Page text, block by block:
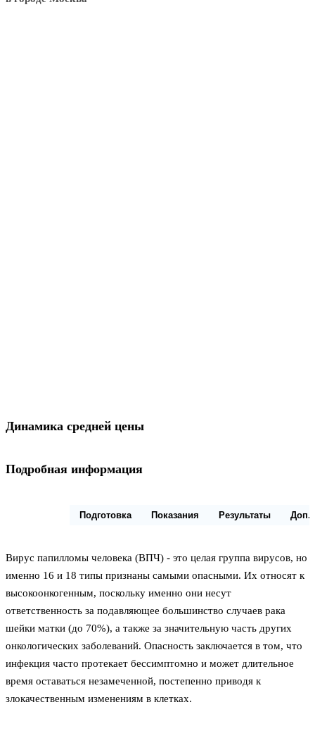
Динамика средней цены
Подробная информация
Подготовка Показания Результаты Доп.
Вирус папилломы человека (ВПЧ) - это целая группа вирусов, но
именно 16 и 18 типы признаны самыми опасными. Их относят к
высокоонкогенным, поскольку именно они несут
ответственность за подавляющее большинство случаев рака
шейки матки (до 70%), а также за значительную часть других
онкологических заболеваний. Опасность заключается в том, что
инфекция часто протекает бессимптомно и может длительное
время оставаться незамеченной, постепенно приводя к
злокачественным изменениям в клетках.